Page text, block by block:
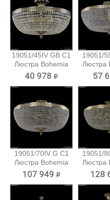
19051/45IV GB C1
Люстра Bohemia
Ivele...
40 978 ₽
19051/
Люстра
57
19051/70IV G C1
Люстра Bohemia
Ivele...
107 949 ₽
19051/
Люстра
128